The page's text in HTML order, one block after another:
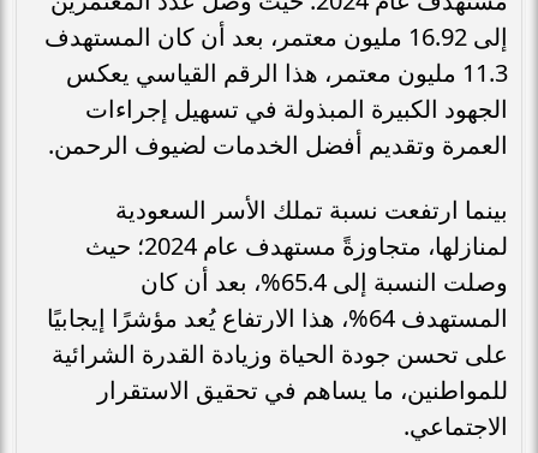
إلى 16.92 مليون معتمر، بعد أن كان المستهدف
11.3 مليون معتمر، هذا الرقم القياسي يعكس
الجهود الكبيرة المبذولة في تسهيل إجراءات
العمرة وتقديم أفضل الخدمات لضيوف الرحمن.
بينما ارتفعت نسبة تملك الأسر السعودية
لمنازلها، متجاوزةً مستهدف عام 2024؛ حيث
وصلت النسبة إلى 65.4%، بعد أن كان
المستهدف 64%، هذا الارتفاع يُعد مؤشرًا إيجابيًا
على تحسن جودة الحياة وزيادة القدرة الشرائية
للمواطنين، ما يساهم في تحقيق الاستقرار
الاجتماعي.